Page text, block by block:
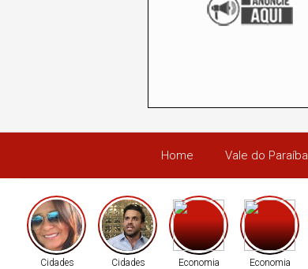
Home Vale do Paraíba
Cidades Cidades Economia Economia